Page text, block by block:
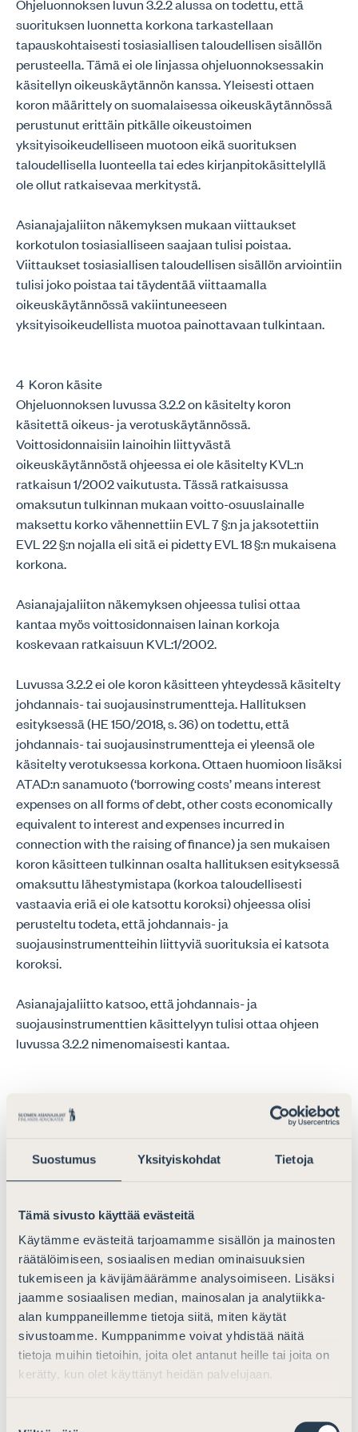
Suostumus Yksityiskohdat Tietoja
Tämä sivusto käyttää evästeitä
Käytämme evästeitä tarjoamamme sisällön ja mainosten
räätälöimiseen, sosiaalisen median ominaisuuksien
tukemiseen ja kävijämäärämme analysoimiseen. Lisäksi
jaamme sosiaalisen median, mainosalan ja analytiikka-
alan kumppaneillemme tietoja siitä, miten käytät
sivustoamme. Kumppanimme voivat yhdistää näitä
tietoja muihin tietoihin, joita olet antanut heille tai joita on
kerätty, kun olet käyttänyt heidän palvelujaan.
Ohjeluonnoksen luvun 3.2.2 alussa on todettu, että
suorituksen luonnetta korkona tarkastellaan
tapauskohtaisesti tosiasiallisen taloudellisen sisällön
perusteella. Tämä ei ole linjassa ohjeluonnoksessakin
käsitellyn oikeuskäytännön kanssa. Yleisesti ottaen
koron määrittely on suomalaisessa oikeuskäytännössä
perustunut erittäin pitkälle oikeustoimen
yksityisoikeudelliseen muotoon eikä suorituksen
taloudellisella luonteella tai edes kirjanpitokäsittelyllä
ole ollut ratkaisevaa merkitystä.
Asianajajaliiton näkemyksen mukaan viittaukset
korkotulon tosiasialliseen saajaan tulisi poistaa.
Viittaukset tosiasiallisen taloudellisen sisällön arviointiin
tulisi joko poistaa tai täydentää viittaamalla
oikeuskäytännössä vakiintuneeseen
yksityisoikeudellista muotoa painottavaan tulkintaan.
4 Koron käsite
Ohjeluonnoksen luvussa 3.2.2 on käsitelty koron
käsitettä oikeus- ja verotuskäytännössä.
Voittosidonnaisiin lainoihin liittyvästä
oikeuskäytännöstä ohjeessa ei ole käsitelty KVL:n
ratkaisun 1/2002 vaikutusta. Tässä ratkaisussa
omaksutun tulkinnan mukaan voitto-osuuslainalle
maksettu korko vähennettiin EVL 7 §:n ja jaksotettiin
EVL 22 §:n nojalla eli sitä ei pidetty EVL 18 §:n mukaisena
korkona.
Asianajajaliiton näkemyksen ohjeessa tulisi ottaa
kantaa myös voittosidonnaisen lainan korkoja
koskevaan ratkaisuun KVL:1/2002.
Luvussa 3.2.2 ei ole koron käsitteen yhteydessä käsitelty
johdannais- tai suojausinstrumentteja. Hallituksen
esityksessä (HE 150/2018, s. 36) on todettu, että
johdannais- tai suojausinstrumentteja ei yleensä ole
käsitelty verotuksessa korkona. Ottaen huomioon lisäksi
ATAD:n sanamuoto (‘borrowing costs’ means interest
expenses on all forms of debt, other costs economically
equivalent to interest and expenses incurred in
connection with the raising of finance) ja sen mukaisen
koron käsitteen tulkinnan osalta hallituksen esityksessä
omaksuttu lähestymistapa (korkoa taloudellisesti
vastaavia eriä ei ole katsottu koroksi) ohjeessa olisi
perusteltu todeta, että johdannais- ja
suojausinstrumentteihin liittyviä suorituksia ei katsota
koroksi.
Asianajajaliitto katsoo, että johdannais- ja
suojausinstrumenttien käsittelyyn tulisi ottaa ohjeen
luvussa 3.2.2 nimenomaisesti kantaa.
Nykyisen ohjeen sisältö, joka on otettu mukaan myös
tavanomaisissa rahoitusneuvotteluissa pankkien
kanssa. Pankit haluavat tavanomaisesti vakuudeksi
omaisuuserät. Esimerkiksi jos velallisyhtiö on velkaa
myös konserniyhtiöille, usein pankki vaatii kyseistä
velkojayhtiötä panttaamaan saatavan konserniyhtiön
pankkilainan vakuudeksi. Vuodesta 2014 lähtien
voimassa ollut lainsäädäntö ja Verohallinnon ohje ovat
aiheuttaneet suuren määrän epävarmuutta ja
vaikeuttaneet pankkilainan nostamista esimerkiksi
tavanomaisissa yrityskaupoissa. Käytännössä tämä
kysymys joudutaan käymään läpi lähes joka kerta kun